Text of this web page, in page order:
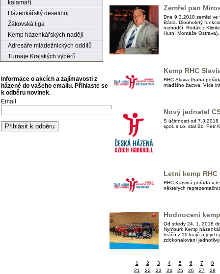
kalamář)
Házenkářský desetiboj
Žákovská liga
Kemp házenkářských nadějí
Adresáře mládežnických oddílů
Turnaje Krajských výběrů
Informace o akcích a zajímavosti z
házené do vašeho emailu. Přihlaste se
k odběru novinek.
Email
Zemřel pan
Dne 9.3.2018 zemřel ve
Bárta. Dlouholetý
rozhodčí. Rodák z
Hutní Montáže Ostrava).
Kemp RHC
RHC Slavia Praha
mladšího žactva. Více
Nový jednatel
S účinností od 7.3.2018
spol. s r.o. stal Bc. Petr
Letní kemp RHC
RHC Karviná pořádá v
některých
Hodnocení
Od středy 24. 1. 2018
Nymburk Kemp
hráčů z 10 krajů a jejich
zdokonalování
1 2 3 4 5 6 7
8
21
22 23 24 25 26 27
28